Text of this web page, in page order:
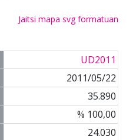
Jaitsi mapa svg formatuan
UD2011
2011/05/22
35.890
% 100,00
24.030